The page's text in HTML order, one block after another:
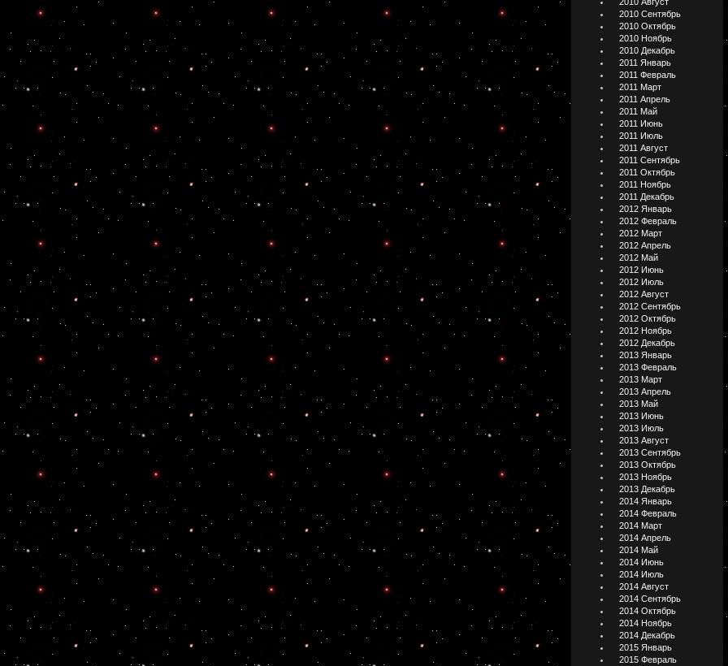
2010 Сентябрь
2010 Октябрь
2010 Ноябрь
2010 Декабрь
2011 Январь
2011 Февраль
2011 Март
2011 Апрель
2011 Май
2011 Июнь
2011 Июль
2011 Август
2011 Сентябрь
2011 Октябрь
2011 Ноябрь
2011 Декабрь
2012 Январь
2012 Февраль
2012 Март
2012 Апрель
2012 Май
2012 Июнь
2012 Июль
2012 Август
2012 Сентябрь
2012 Октябрь
2012 Ноябрь
2012 Декабрь
2013 Январь
2013 Февраль
2013 Март
2013 Апрель
2013 Май
2013 Июнь
2013 Июль
2013 Август
2013 Сентябрь
2013 Октябрь
2013 Ноябрь
2013 Декабрь
2014 Январь
2014 Февраль
2014 Март
2014 Апрель
2014 Май
2014 Июнь
2014 Июль
2014 Август
2014 Сентябрь
2014 Октябрь
2014 Ноябрь
2014 Декабрь
2015 Январь
2015 Февраль